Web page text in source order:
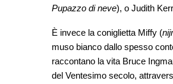
Pupazzo di neve), o Judith
È invece la coniglietta Miffy (
muso bianco dallo spesso
raccontano la vita Bruce
del Ventesimo secolo,